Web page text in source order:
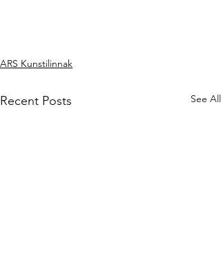
ARS Kunstilinnak
Recent Posts See All